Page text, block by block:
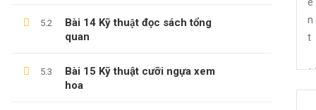
5.2
Bài 14 Kỹ thuật đọc sách tổng
quan
5.3
Bài 15 Kỹ thuật cưỡi ngựa xem
hoa
Blog
Hợp Tác Giảng Dạy